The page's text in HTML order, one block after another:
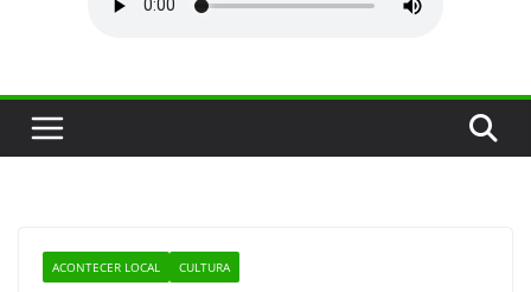
ACONTECER LOCAL CULTURA